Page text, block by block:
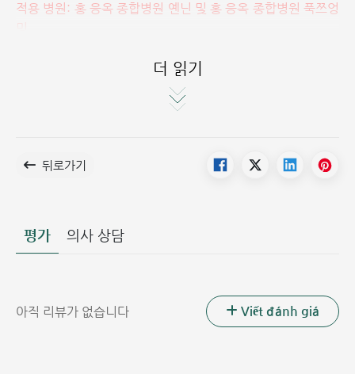
적용 병원: 홍 응옥 종합병원 옌닌 및 홍 응옥 종합병원 푹쯔엉
***주의사항: 본 혜택은 사전 예약 고객에 한하여 적용됩니
누가 골다공증에 걸릴 수 있습니까?
가 감소하며, 부서지기 쉬워지는 질환입니다. 대부분의 사람
50세 이상의 여성 및 65세 이상의 남성
칼슘과 비타민 D 섭취가 부족하거나, 신체 활동이 적고, 음
더 읽기
뒤로가기
평가 의사 상담
아직 리뷰가 없습니다 Viết đánh giá